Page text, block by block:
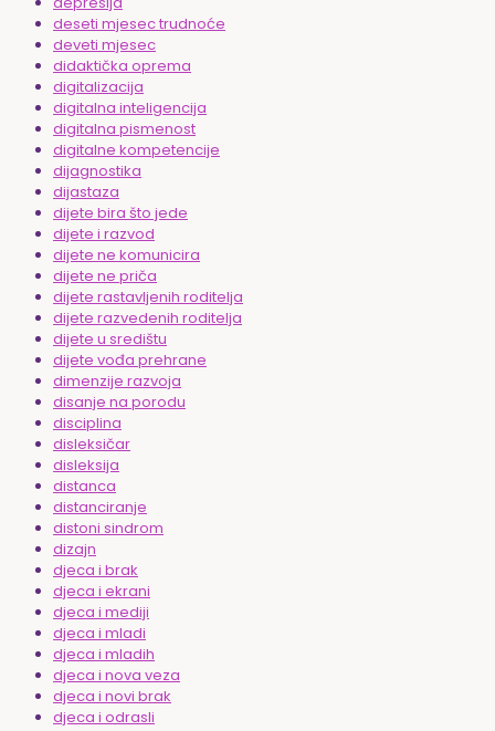
deseti mjesec trudnoće
deveti mjesec
didaktička oprema
digitalizacija
digitalna inteligencija
digitalna pismenost
digitalne kompetencije
dijagnostika
dijastaza
dijete bira što jede
dijete i razvod
dijete ne komunicira
dijete ne priča
dijete rastavljenih roditelja
dijete razvedenih roditelja
dijete u središtu
dijete vođa prehrane
dimenzije razvoja
disanje na porodu
disciplina
disleksičar
disleksija
distanca
distanciranje
distoni sindrom
dizajn
djeca i brak
djeca i ekrani
djeca i mediji
djeca i mladi
djeca i mladih
djeca i nova veza
djeca i novi brak
djeca i odrasli